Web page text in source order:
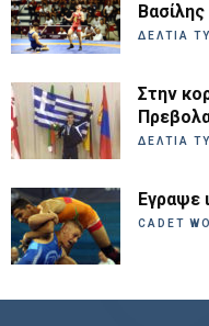
ΔΕΛΤΙΑ
Στην
ΔΕΛΤΙΑ
Εγραψε
CADET